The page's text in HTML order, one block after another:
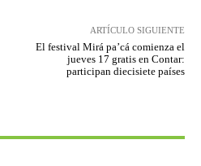
ARTÍCULO SIGUIENTE
El festival Mirá pa’cá comienza el
jueves 17 gratis en Contar:
participan diecisiete países